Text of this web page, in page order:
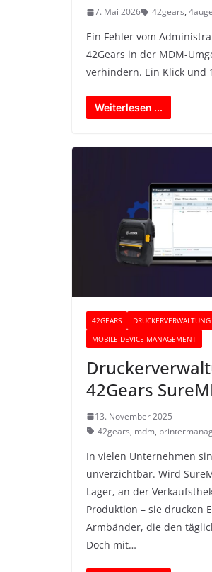
7. Mai 2026 42gears,
Ein Fehler vom
42Gears in der MDM-
verhindern. Ein Klick und
Weiterlesen ...
42GEARS
DRUCKERVERWALTUNG
MOBILE DEVICE MANAGEMENT
42Gears
13. November 2025
42gears, mdm,
In vielen Unternehmen
unverzichtbar. Wird
Lager, an der
Produktion – sie drucken
Armbänder, die den
Doch mit…